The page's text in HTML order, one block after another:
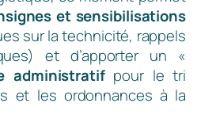
et sensibilisations
sur la technicité, rappels
et d’apporter un «
administratifpour le tri
et les ordonnances à la